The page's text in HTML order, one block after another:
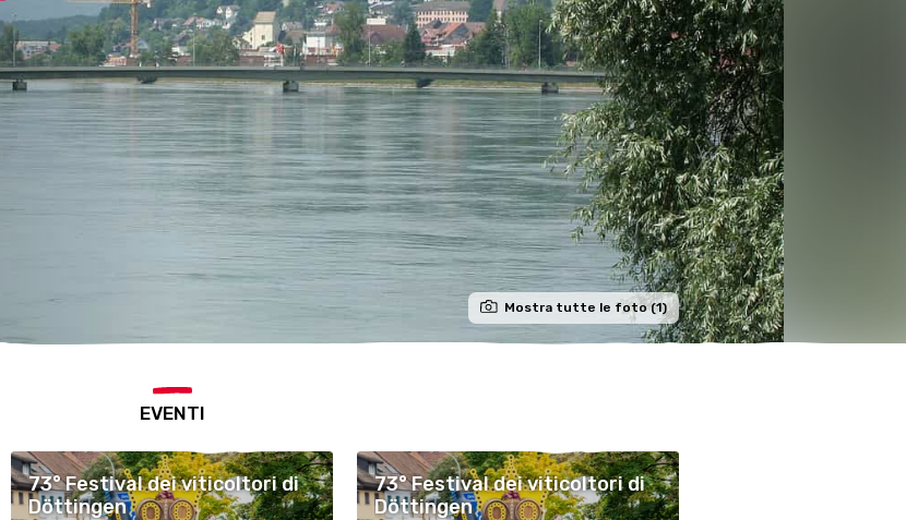
Mostra tutte le foto (1)
EVENTI
73° Festival dei viticoltori di
Döttingen
73° Festival dei viticoltori di
Döttingen